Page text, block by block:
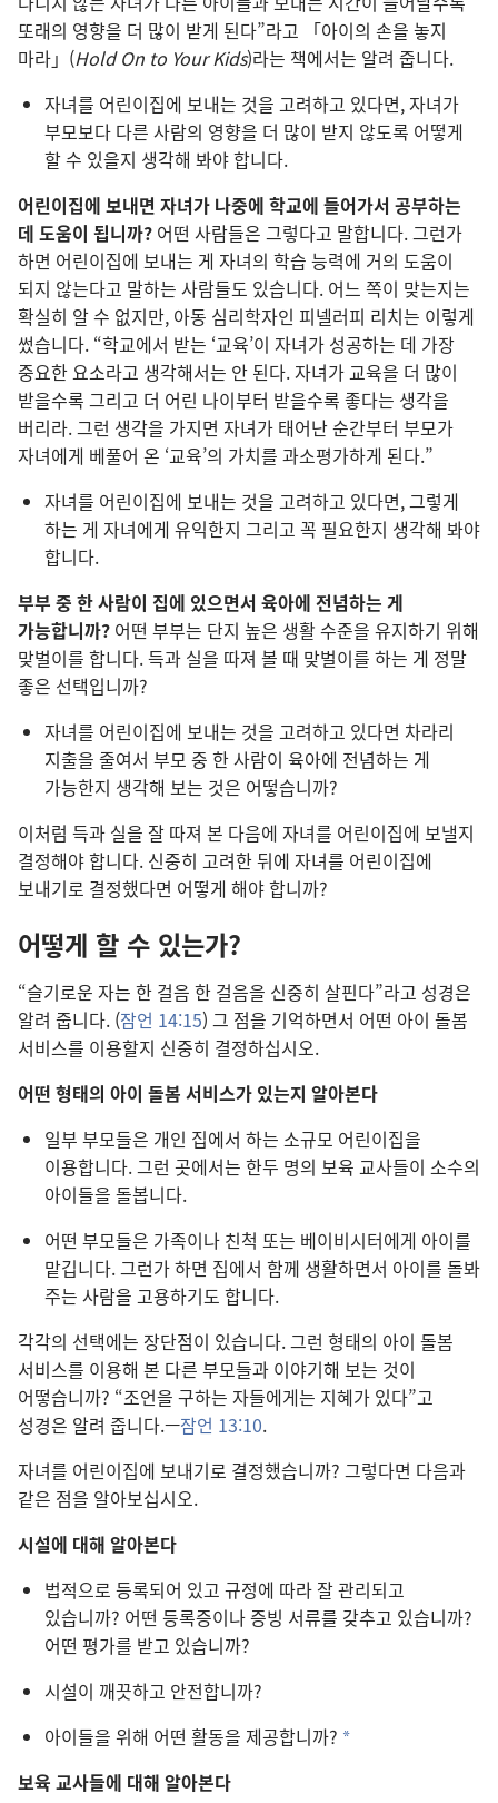
또래의 영향을 더 많이 받게 된다”라고 「아이의 손을 놓지
마라」(Hold On to Your Kids)라는 책에서는 알려 줍니다.
자녀를 어린이집에 보내는 것을 고려하고 있다면, 자녀가
부모보다 다른 사람의 영향을 더 많이 받지 않도록 어떻게
할 수 있을지 생각해 봐야 합니다.
어린이집에 보내면 자녀가 나중에 학교에 들어가서 공부하는
데 도움이 됩니까? 어떤 사람들은 그렇다고 말합니다. 그런가
하면 어린이집에 보내는 게 자녀의 학습 능력에 거의 도움이
되지 않는다고 말하는 사람들도 있습니다. 어느 쪽이 맞는지는
확실히 알 수 없지만, 아동 심리학자인 피넬러피 리치는 이렇게
썼습니다. “학교에서 받는 ‘교육’이 자녀가 성공하는 데 가장
중요한 요소라고 생각해서는 안 된다. 자녀가 교육을 더 많이
받을수록 그리고 더 어린 나이부터 받을수록 좋다는 생각을
버리라. 그런 생각을 가지면 자녀가 태어난 순간부터 부모가
자녀에게 베풀어 온 ‘교육’의 가치를 과소평가하게 된다.”
자녀를 어린이집에 보내는 것을 고려하고 있다면, 그렇게
하는 게 자녀에게 유익한지 그리고 꼭 필요한지 생각해 봐야
합니다.
부부 중 한 사람이 집에 있으면서 육아에 전념하는 게
가능합니까? 어떤 부부는 단지 높은 생활 수준을 유지하기 위해
맞벌이를 합니다. 득과 실을 따져 볼 때 맞벌이를 하는 게 정말
좋은 선택입니까?
자녀를 어린이집에 보내는 것을 고려하고 있다면 차라리
지출을 줄여서 부모 중 한 사람이 육아에 전념하는 게
가능한지 생각해 보는 것은 어떻습니까?
이처럼 득과 실을 잘 따져 본 다음에 자녀를 어린이집에 보낼지
결정해야 합니다. 신중히 고려한 뒤에 자녀를 어린이집에
보내기로 결정했다면 어떻게 해야 합니까?
어떻게 할 수 있는가?
“슬기로운 자는 한 걸음 한 걸음을 신중히 살핀다”라고 성경은
알려 줍니다. (잠언 14:15) 그 점을 기억하면서 어떤 아이 돌봄
서비스를 이용할지 신중히 결정하십시오.
어떤 형태의 아이 돌봄 서비스가 있는지 알아본다
일부 부모들은 개인 집에서 하는 소규모 어린이집을
이용합니다. 그런 곳에서는 한두 명의 보육 교사들이 소수의
아이들을 돌봅니다.
어떤 부모들은 가족이나 친척 또는 베이비시터에게 아이를
맡깁니다. 그런가 하면 집에서 함께 생활하면서 아이를 돌봐
주는 사람을 고용하기도 합니다.
각각의 선택에는 장단점이 있습니다. 그런 형태의 아이 돌봄
서비스를 이용해 본 다른 부모들과 이야기해 보는 것이
어떻습니까? “조언을 구하는 자들에게는 지혜가 있다”고
성경은 알려 줍니다.—잠언 13:10.
자녀를 어린이집에 보내기로 결정했습니까? 그렇다면 다음과
같은 점을 알아보십시오.
시설에 대해 알아본다
법적으로 등록되어 있고 규정에 따라 잘 관리되고
있습니까? 어떤 등록증이나 증빙 서류를 갖추고 있습니까?
어떤 평가를 받고 있습니까?
시설이 깨끗하고 안전합니까?
아이들을 위해 어떤 활동을 제공합니까? a
보육 교사들에 대해 알아본다